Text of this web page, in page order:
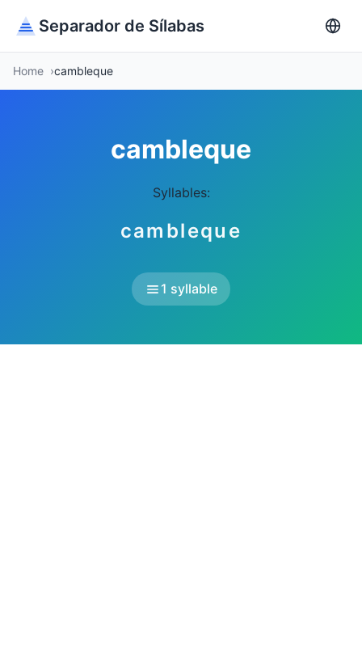
Separador de Sílabas
Home cambleque
cambleque
Syllables:
cambleque
1 syllable